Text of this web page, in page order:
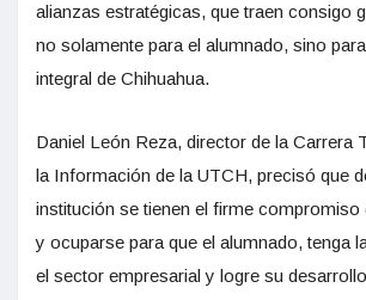
alianzas estratégicas, que traen consigo
no solamente para el alumnado, sino
integral de Chihuahua.
Daniel León Reza, director de la Carrera
la Información de la UTCH, precisó que
institución se tienen el firme compromiso
y ocuparse para que el alumnado, tenga
el sector empresarial y logre su